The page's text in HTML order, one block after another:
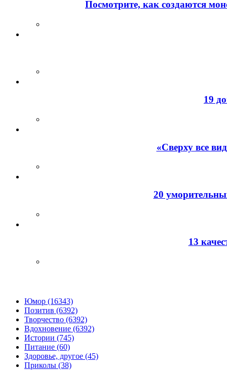
Посмотрите, как создаются
19
«Сверху все
20
13
Юмор (16343)
Позитив (6392)
Творчество (6392)
Вдохновение (6392)
Истории (745)
Питание (60)
Здоровье, другое (45)
Приколы (38)